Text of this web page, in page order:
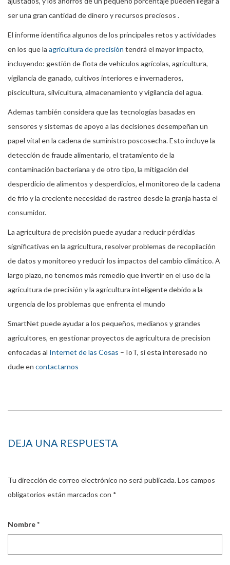
ser una gran cantidad de dinero y recursos preciosos .
El informe identifica algunos de los principales retos y actividades
en los que la agricultura de precisión tendrá el mayor impacto,
incluyendo: gestión de flota de vehículos agrícolas, agricultura,
vigilancia de ganado, cultivos interiores e invernaderos,
piscicultura, silvicultura, almacenamiento y vigilancia del agua.
Ademas también considera que las tecnologías basadas en
sensores y sistemas de apoyo a las decisiones desempeñan un
papel vital en la cadena de suministro poscosecha. Esto incluye la
detección de fraude alimentario, el tratamiento de la
contaminación bacteriana y de otro tipo, la mitigación del
desperdicio de alimentos y desperdicios, el monitoreo de la cadena
de frío y la creciente necesidad de rastreo desde la granja hasta el
consumidor.
La agricultura de precisión puede ayudar a reducir pérdidas
significativas en la agricultura, resolver problemas de recopilación
de datos y monitoreo y reducir los impactos del cambio climático. A
largo plazo, no tenemos más remedio que invertir en el uso de la
agricultura de precisión y la agricultura inteligente debido a la
urgencia de los problemas que enfrenta el mundo
SmartNet puede ayudar a los pequeños, medianos y grandes
agricultores, en gestionar proyectos de agricultura de precision
enfocadas al Internet de las Cosas – IoT, si esta interesado no
dude en contactarnos
DEJA UNA RESPUESTA
Tu dirección de correo electrónico no será publicada.Los campos
obligatorios están marcados con *
Nombre*